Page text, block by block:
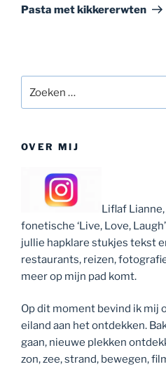
bericht
Pasta met kikkererwten
naar:
OVER MIJ
Liflaf
fonetische ‘Live, Love,
jullie hapklare stukjes tekst
restaurants, reizen,
meer op mijn pad komt.
Op dit moment bevind ik mij
eiland aan het ontdekken.
gaan, nieuwe plekken
zon, zee, strand, bewegen,